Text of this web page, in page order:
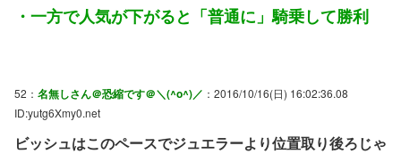
・一方で人気が下がると「普通に」騎乗して勝利
52： 名無しさん＠恐縮です＠＼(^o^)／ ：2016/10/16(日) 16:02:36.08
ID:yutg6Xmy0.net
ビッシュはこのペースでジュエラーより位置取り後ろじゃ